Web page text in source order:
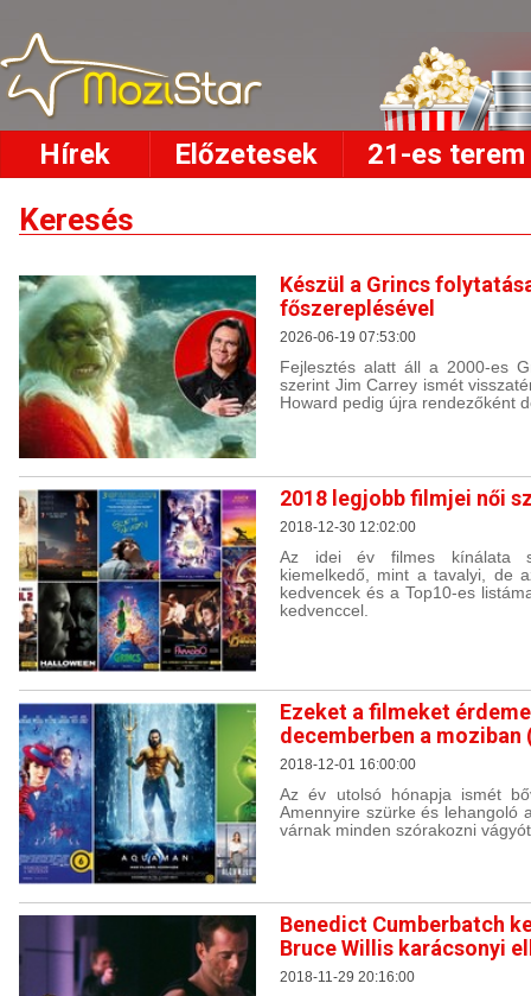
Hírek Előzetesek 21-es terem
Keresés
Készül a Grincs
főszereplésével
2026-06-19 07:53:00
Fejlesztés alatt áll a 2000-es
szerint Jim Carrey ismét
Howard pedig újra rendezőként
2018 legjobb filmjei női
2018-12-30 12:02:00
Az idei év filmes kínálata
kiemelkedő, mint a tavalyi, de
kedvencek és a Top10-es
kedvenccel.
Ezeket a filmeket
decemberben a moziban
2018-12-01 16:00:00
Az év utolsó hónapja ismét
Amennyire szürke és lehangoló
várnak minden szórakozni
Benedict Cumberbatch
Bruce Willis karácsonyi
2018-11-29 20:16:00